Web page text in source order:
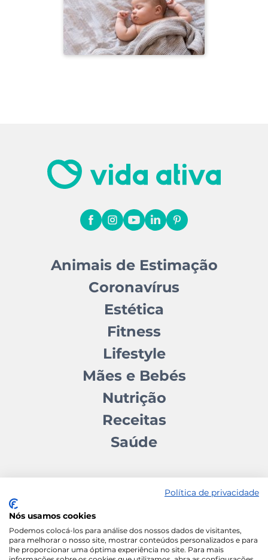
Animais de Estimação
Coronavírus
Estética
Fitness
Lifestyle
Mães e Bebés
Nutrição
Receitas
Saúde
Contactos Quem somos Autores
Estatuto Editorial
Ficha Técnica
Manifesto
Política de privacidade
Nós usamos cookies
Podemos colocá-los para análise dos nossos dados de visitantes,
para melhorar o nosso site, mostrar conteúdos personalizados e para
lhe proporcionar uma óptima experiência no site. Para mais